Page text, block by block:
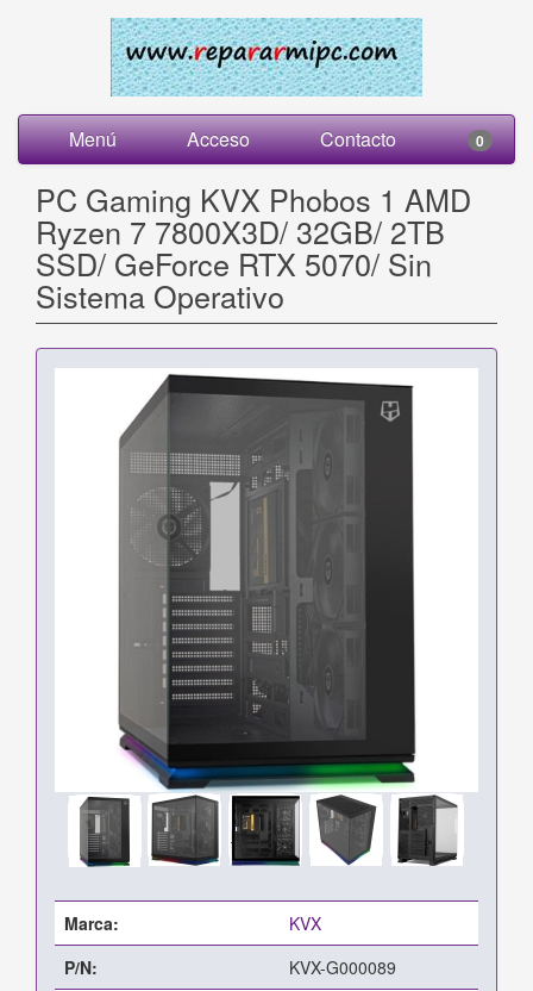
Menú Acceso Contacto 0
PC Gaming KVX Phobos 1 AMD
Ryzen 7 7800X3D/ 32GB/ 2TB
SSD/ GeForce RTX 5070/ Sin
Sistema Operativo
Marca:
KVX
P/N:
KVX-G000089